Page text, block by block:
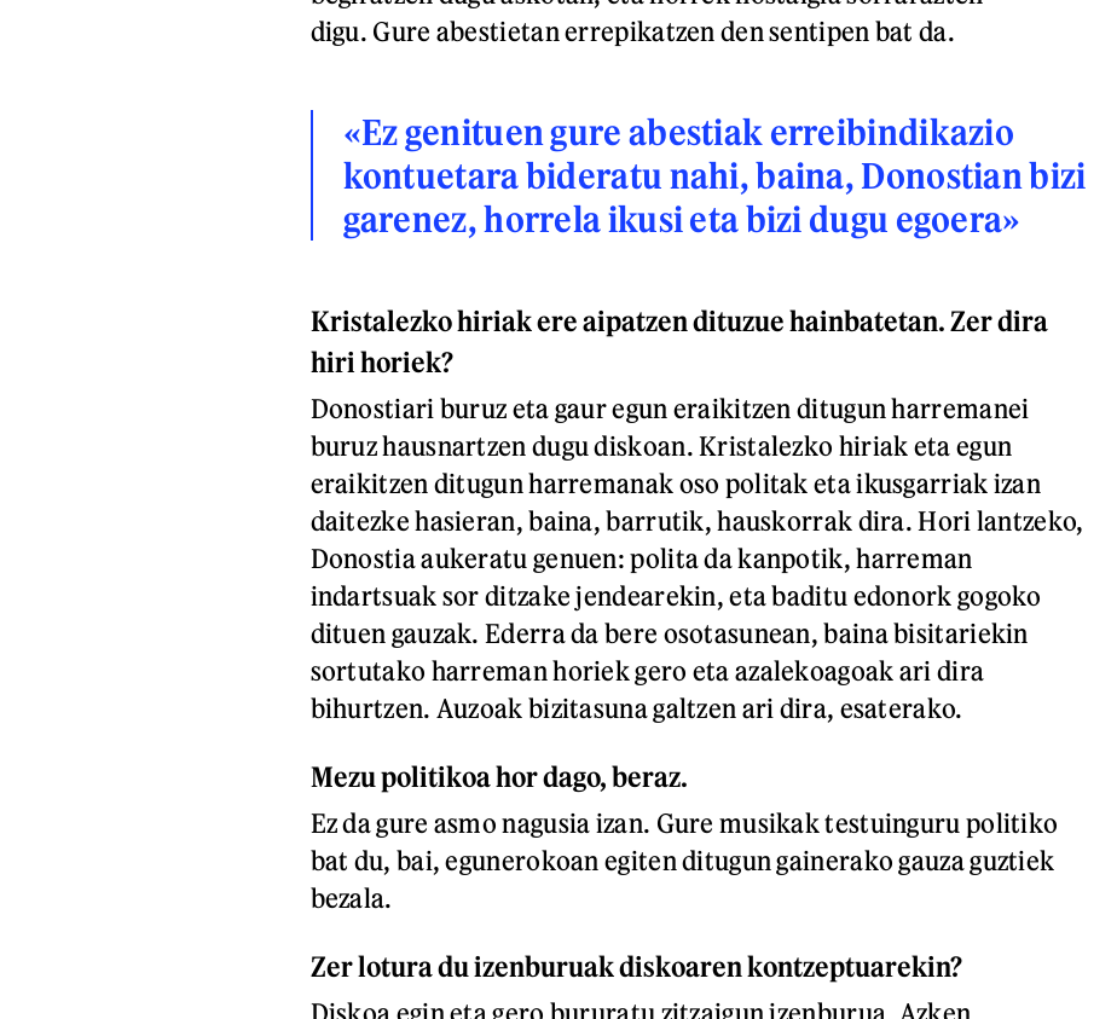
digu. Gure abestietan errepikatzen den sentipen bat da.
«Ez genituen gure abestiak erreibindikazio
kontuetara bideratu nahi, baina, Donostian bizi
garenez, horrela ikusi eta bizi dugu egoera»
Kristalezko hiriak ere aipatzen dituzue hainbatetan. Zer dira
hiri horiek?
Donostiari buruz eta gaur egun eraikitzen ditugun harremanei
buruz hausnartzen dugu diskoan. Kristalezko hiriak eta egun
eraikitzen ditugun harremanak oso politak eta ikusgarriak izan
daitezke hasieran, baina, barrutik, hauskorrak dira. Hori lantzeko,
Donostia aukeratu genuen: polita da kanpotik, harreman
indartsuak sor ditzake jendearekin, eta baditu edonork gogoko
dituen gauzak. Ederra da bere osotasunean, baina bisitariekin
sortutako harreman horiek gero eta azalekoagoak ari dira
bihurtzen. Auzoak bizitasuna galtzen ari dira, esaterako.
Mezu politikoa hor dago, beraz.
Ez da gure asmo nagusia izan. Gure musikak testuinguru politiko
bat du, bai, egunerokoan egiten ditugun gainerako gauza guztiek
bezala.
Zer lotura du izenburuak diskoaren kontzeptuarekin?
Diskoa egin eta gero bururatu zitzaigun izenburua. Azken